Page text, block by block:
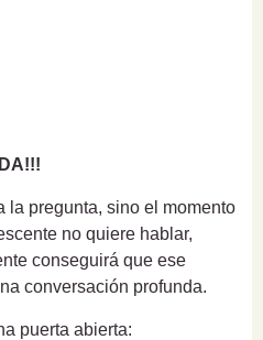
la pregunta, sino el momento
no quiere hablar,
conseguirá que ese
conversación profunda.
puerta abierta: